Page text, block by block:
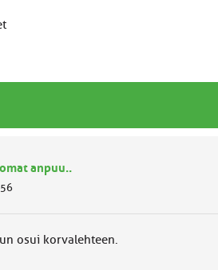
anpuu..
osui korvalehteen.